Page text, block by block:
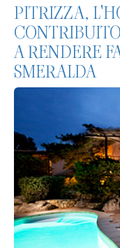
PITRIZZA,
CONTRIBUITO
A RENDERE
SMERALDA